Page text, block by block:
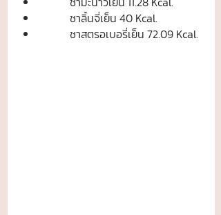
	ชาลิ้นจี่เย็น 40 Kcal.
	ชาสตรอเบอรี่เย็น 72.09 Kcal.